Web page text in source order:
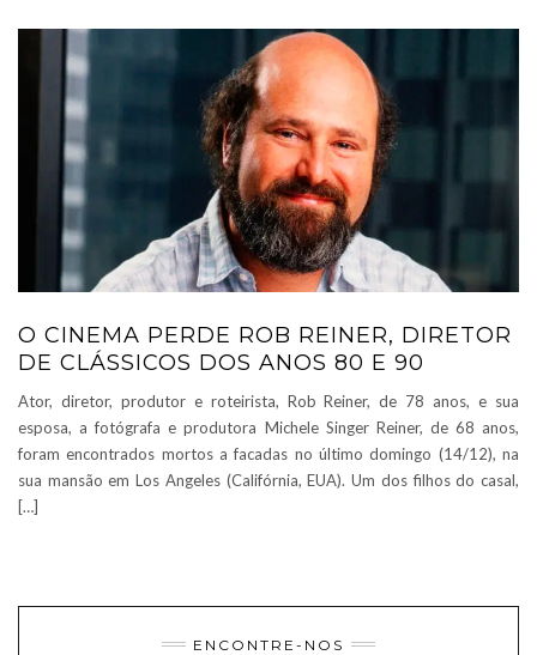
O CINEMA PERDE ROB REINER, DIRETOR
DE CLÁSSICOS DOS ANOS 80 E 90
Ator, diretor, produtor e roteirista, Rob Reiner, de 78 anos, e sua
esposa, a fotógrafa e produtora Michele Singer Reiner, de 68 anos,
foram encontrados mortos a facadas no último domingo (14/12), na
sua mansão em Los Angeles (Califórnia, EUA). Um dos filhos do casal,
[…]
ENCONTRE-NOS